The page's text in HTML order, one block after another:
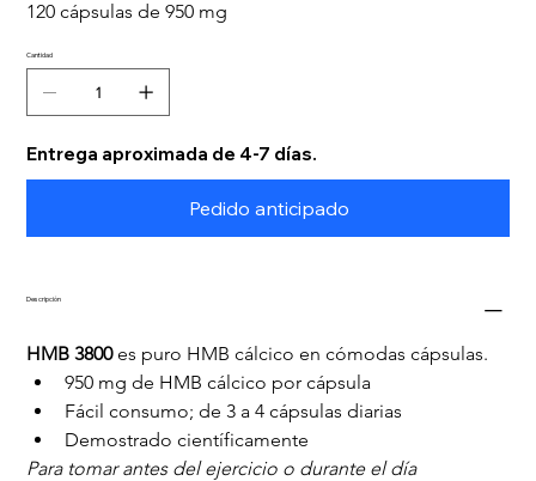
120 cápsulas de 950 mg
Cantidad
Entrega aproximada de 4-7 días.
Pedido anticipado
Descripción
HMB 3800 es puro HMB cálcico en cómodas cápsulas.
950 mg de HMB cálcico por cápsula
Fácil consumo; de 3 a 4 cápsulas diarias
Demostrado científicamente
Para tomar antes del ejercicio o durante el día